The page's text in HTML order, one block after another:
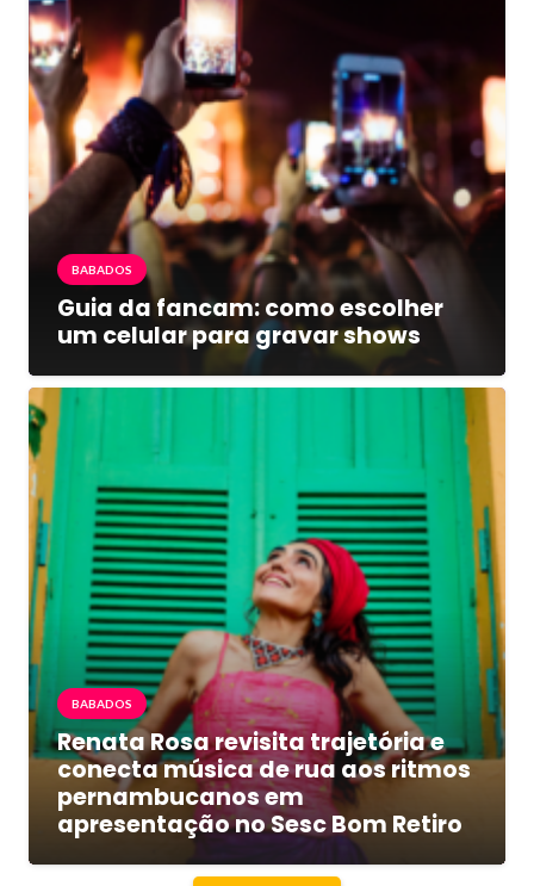
BABADOS
Guia da fancam: como escolher
um celular para gravar shows
BABADOS
Renata Rosa revisita trajetória e
conecta música de rua aos ritmos
pernambucanos em
apresentação no Sesc Bom Retiro